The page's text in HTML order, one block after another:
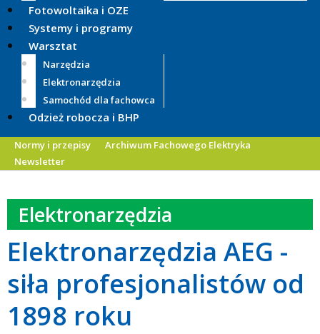
Fotowoltaika i OZE
Systemy i programy
Warsztat
Narzędzia
Elektronarzędzia
Samochód dla fachowca
Odzież robocza i BHP
Normy i przepisy
Archiwum Fachowego Elektryka
Newsletter
Elektronarzędzia
Elektronarzędzia AEG -
siła profesjonalistów od
1898 roku